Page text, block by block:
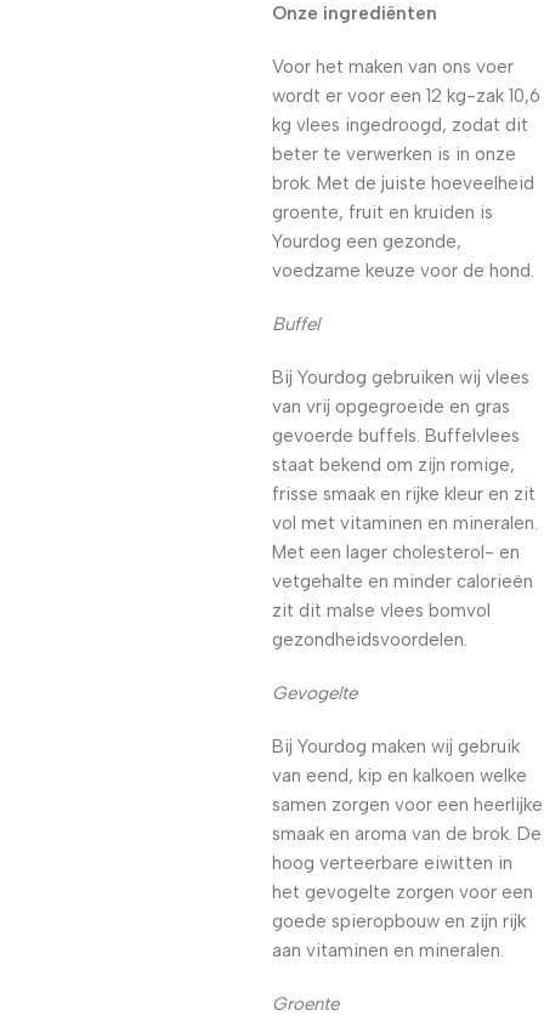
Onze ingrediënten
Voor het maken van ons voer
wordt er voor een 12 kg-zak 10,6
kg vlees ingedroogd, zodat dit
beter te verwerken is in onze
brok. Met de juiste hoeveelheid
groente, fruit en kruiden is
Yourdog een gezonde,
voedzame keuze voor de hond.
Buffel
Bij Yourdog gebruiken wij vlees
van vrij opgegroeide en gras
gevoerde buffels. Buffelvlees
staat bekend om zijn romige,
frisse smaak en rijke kleur en zit
vol met vitaminen en mineralen.
Met een lager cholesterol- en
vetgehalte en minder calorieën
zit dit malse vlees bomvol
gezondheidsvoordelen.
Gevogelte
Bij Yourdog maken wij gebruik
van eend, kip en kalkoen welke
samen zorgen voor een heerlijke
smaak en aroma van de brok. De
hoog verteerbare eiwitten in
het gevogelte zorgen voor een
goede spieropbouw en zijn rijk
aan vitaminen en mineralen.
Groente